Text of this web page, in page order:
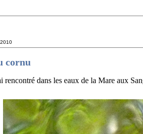
cornu
rencontré dans les eaux de la Mare aux